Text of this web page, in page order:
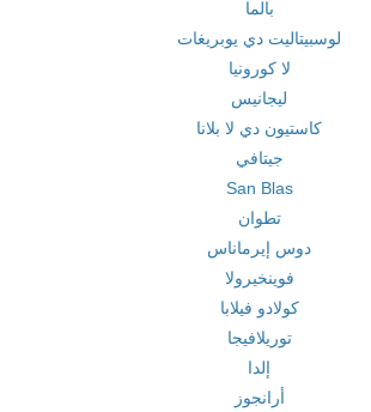
بالما
لوسبيتاليت دي يوبريغات
لا كورونيا
ليجانيس
كاستيون دي لا بلانا
جيتافي
San Blas
تطوان
دوس إيرماناس
فوينخيرولا
كولادو فيلابا
توريلافيجا
إلدا
أرانجوز